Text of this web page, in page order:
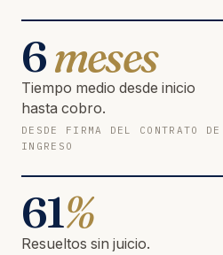
6meses
Tiempo medio desde inicio
hasta cobro.
DESDE FIRMA DEL CONTRATO
INGRESO
61%
Resueltos sin juicio.